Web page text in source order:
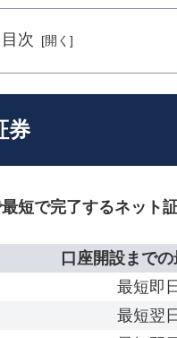
目次
券
短で完了するネット
口座開設まで
最短即
最短翌